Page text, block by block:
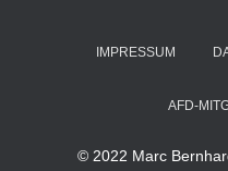
IMPRESSUM
AFD-
© 2022 Marc